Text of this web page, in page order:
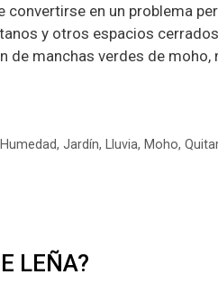
convertirse en un problema
y otros espacios
de manchas verdes de
Humedad, Jardín, Lluvia, Moho,
LEÑA?